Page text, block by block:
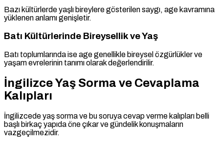
Bazı kültürlerde yaşlı bireylere gösterilen saygı, age kavramına
yüklenen anlamı genişletir.
Batı Kültürlerinde Bireysellik ve Yaş
Batı toplumlarında ise age genellikle bireysel özgürlükler ve
yaşam evrelerinin tanımı olarak değerlendirilir.
İngilizce Yaş Sorma ve Cevaplama
Kalıpları
İngilizcede yaş sorma ve bu soruya cevap verme kalıpları belli
başlı birkaç yapıda öne çıkar ve gündelik konuşmaların
vazgeçilmezidir.